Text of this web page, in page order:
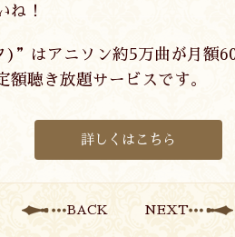
ね！
はアニソン約5万曲が月額
額聴き放題サービスです。
詳しくはこちら
BACK NEXT